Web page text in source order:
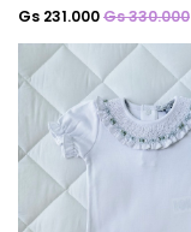
Gs 231.000Gs 330.000